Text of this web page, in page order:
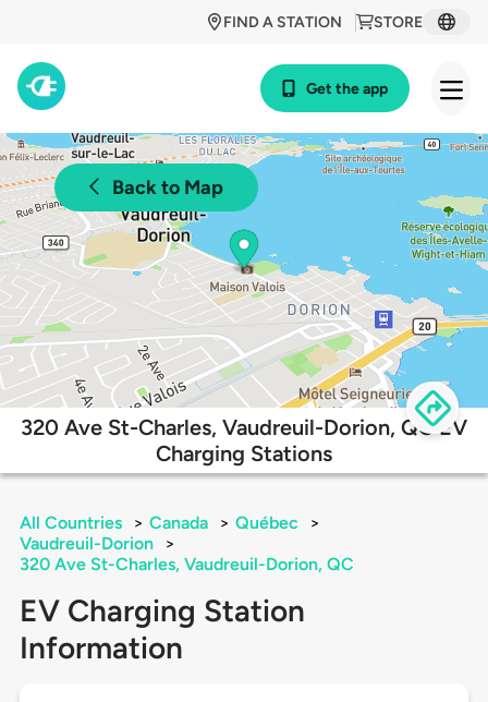
STORE
FIND A STATION
Get the app
Back to Map
320 Ave St-Charles, Vaudreuil-Dorion, QC EV
Charging Stations
All Countries > Canada > Québec
>
Vaudreuil-Dorion
>
320 Ave St-Charles, Vaudreuil-Dorion, QC
EV Charging Station
Information